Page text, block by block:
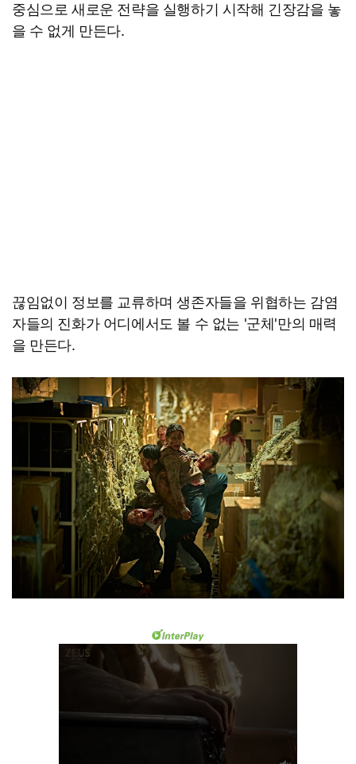
중심으로 새로운 전략을 실행하기 시작해 긴장감을 놓
을 수 없게 만든다.
끊임없이 정보를 교류하며 생존자들을 위협하는 감염
자들의 진화가 어디에서도 볼 수 없는 '군체'만의 매력
을 만든다.